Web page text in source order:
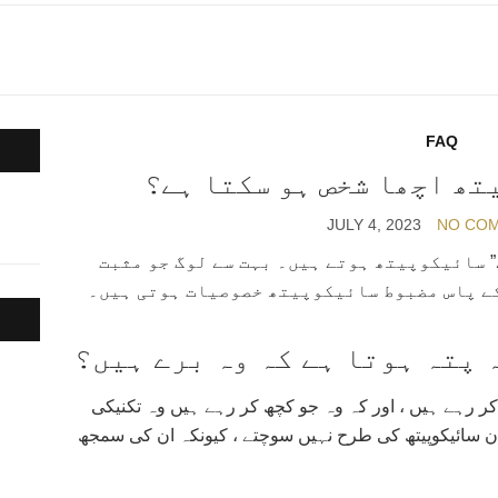
FAQ
اچھا شخص ہو سکتا ہے؟
JULY 4, 2023 NO
سائیکوپیتھ ہوتے ہیں۔ بہت سے لوگ جو مثبت
پاس مضبوط سائیکوپیتھ خصوصیات ہوتی ہیں۔
پتہ ہوتا ہے کہ وہ برے ہیں؟
کر رہے ہیں ، اور کہ وہ جو کچھ کر رہے ہیں وہ تکنیکی
سائیکوپیتھ کی طرح نہیں سوچتے ، کیونکہ ان کی سمجھ